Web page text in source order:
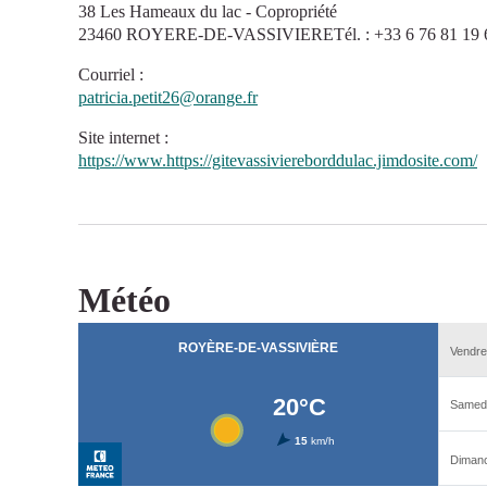
38 Les Hameaux du lac - Copropriété
23460 ROYERE-DE-VASSIVIERETél. : +33 6 76 81 19
Courriel :
patricia.petit26@orange.fr
Site internet :
https://www.https://gitevassiviereborddulac.jimdosite.com/
Météo